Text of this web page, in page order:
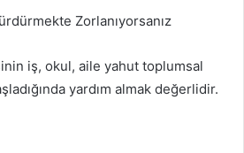
Zorlanıyorsanız
iş, okul, aile yahut toplumsal
yardım almak değerlidir.